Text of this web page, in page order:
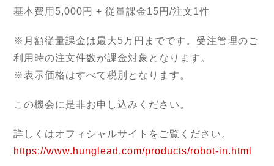
基本費用5,000円 + 従量課金15円/注文1件
※月額従量課金は最大5万円までです。受注管理のご
利用時の注文件数が課金対象となります。
※表示価格はすべて税別となります。
この機会に是非お申し込みください。
詳しくはオフィシャルサイトをご覧ください。
https://www.hunglead.com/products/robot-in.html